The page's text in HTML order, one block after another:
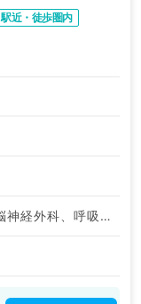
駅近・徒歩圏内
神経内科、整形外科、脳神経外科、呼吸器外科、心臓血管外科、一般内科、循環器内科、呼吸器内科、消化器内科、内分泌・代謝内科、腎臓内科